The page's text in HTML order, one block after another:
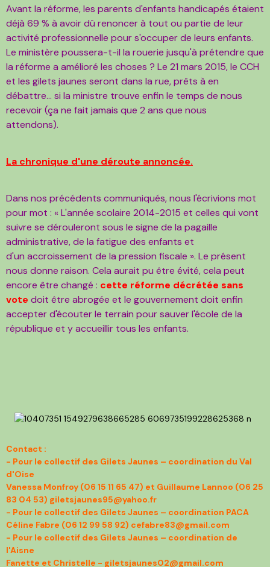
Avant la réforme, les parents d'enfants handicapés étaient
déjà 69 % à avoir dû renoncer à tout ou partie de leur
activité professionnelle pour s'occuper de leurs enfants.
Le ministère poussera-t-il la rouerie jusqu'à prétendre que
la réforme a amélioré les choses ? Le 21 mars 2015, le CCH
et les gilets jaunes seront dans la rue,prêts à en
débattre... si la ministre trouve enfin le temps de nous
recevoir (ça ne fait jamais que 2 ans que nous
attendons).
La chronique d'une déroute annoncée.
Dans nos précédents communiqués, nous l'écrivions mot
pour mot : « L'année scolaire 2014-2015 et celles qui vont
suivre se dérouleront sous le signe de la pagaille
administrative, de la fatigue des enfants et
d'un accroissement de la pression fiscale ». Le présent
nous donne raison. Cela aurait pu être évité, cela peut
encore être changé : cette réforme décrétée sans
vote doit être abrogée et le gouvernement doit enfin
accepter d'écouterle terrain pour sauver l'école de la
république et y accueillir tous les enfants.
Contact :
- Pour le collectif des Gilets Jaunes – coordination du Val
d'Oise
Vanessa Monfroy (06 15 11 65 47) et Guillaume Lannoo (06 25
83 04 53) giletsjaunes95@yahoo.fr
- Pour le collectif des Gilets Jaunes – coordination PACA
Céline Fabre (06 12 99 58 92) cefabre83@gmail.com
- Pour le collectif des Gilets Jaunes – coordination de
l'Aisne
Fanette et Christelle - giletsjaunes02@gmail.com